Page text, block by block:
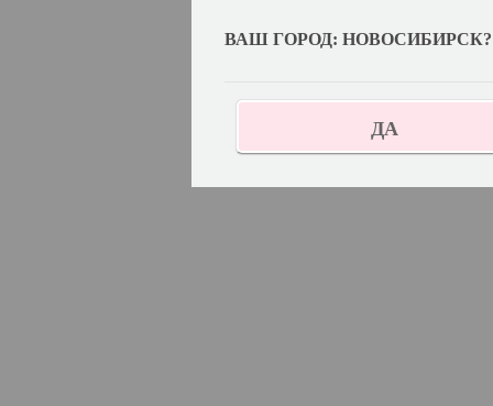
ВАШ ГОРОД: НОВОСИБИРСК?
ДА